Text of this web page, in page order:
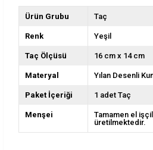
Ürün Grubu Taç
Renk Yeşil
Taç Ölçüsü 16 cm x 14 cm
Materyal Yılan Desenli
Paket İçeriği 1 adet Taç
Menşei
Tamamen el
üretilmektedir.